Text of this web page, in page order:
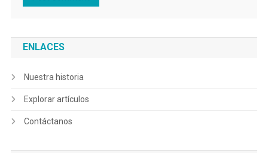
ENLACES
Nuestra historia
Explorar artículos
Contáctanos